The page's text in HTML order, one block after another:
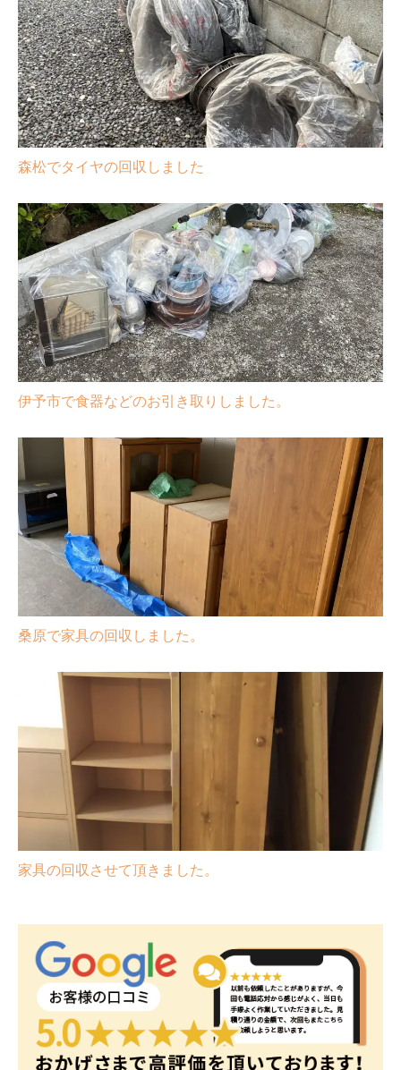
森松でタイヤの回収しました
伊予市で食器などのお引き取りしました。
桑原で家具の回収しました。
家具の回収させて頂きました。